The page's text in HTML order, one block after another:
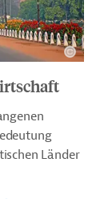
Länder